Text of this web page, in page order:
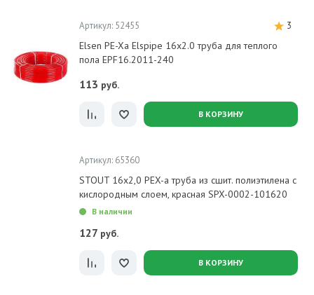
Артикул: 52455 3
Elsen PE-Xa Elspipe 16x2.0 труба для теплого
пола EPF16.2011-240
113 руб.
В КОРЗИНУ
Артикул: 65360
STOUT 16х2,0 PEX-a труба из сшит. полиэтилена с
кислородным слоем, красная SPX-0002-101620
В наличии
127 руб.
В КОРЗИНУ